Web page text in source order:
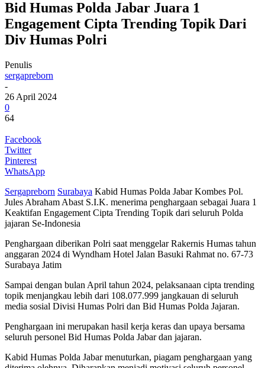
Bid Humas Polda Jabar Juara 1
Engagement Cipta Trending Topik Dari
Div Humas Polri
Penulis
sergapreborn
-
26 April 2024
0
64
Facebook
Twitter
Pinterest
WhatsApp
Sergapreborn Surabaya Kabid Humas Polda Jabar Kombes Pol.
Jules Abraham Abast S.I.K. menerima penghargaan sebagai Juara 1
Keaktifan Engagement Cipta Trending Topik dari seluruh Polda
jajaran Se-Indonesia
Penghargaan diberikan Polri saat menggelar Rakernis Humas tahun
anggaran 2024 di Wyndham Hotel Jalan Basuki Rahmat no. 67-73
Surabaya Jatim
Sampai dengan bulan April tahun 2024, pelaksanaan cipta trending
topik menjangkau lebih dari 108.077.999 jangkauan di seluruh
media sosial Divisi Humas Polri dan Bid Humas Polda Jajaran.
Penghargaan ini merupakan hasil kerja keras dan upaya bersama
seluruh personel Bid Humas Polda Jabar dan jajaran.
Kabid Humas Polda Jabar menuturkan, piagam penghargaan yang